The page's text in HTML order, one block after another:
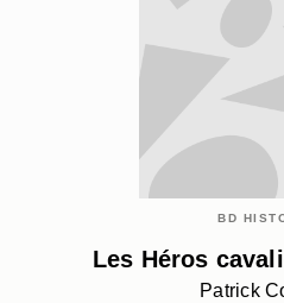
BD
Les Héros
Patrick